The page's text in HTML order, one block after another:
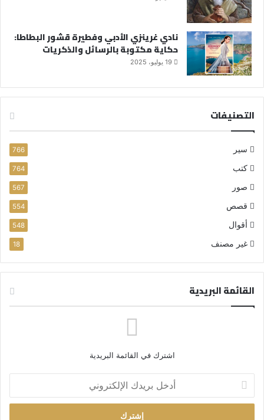
نادي غرينزي الأدبي وفطيرة قشور البطاطا:
حكاية مكتوبة بالرسائل والذكريات
19 يوليو، 2025
التصنيفات
سير 766
كتب 764
صور 567
قصص 554
أقوال 548
غير مصنف 18
القائمة البريدية
اشترك في القائمة البريدية
خ